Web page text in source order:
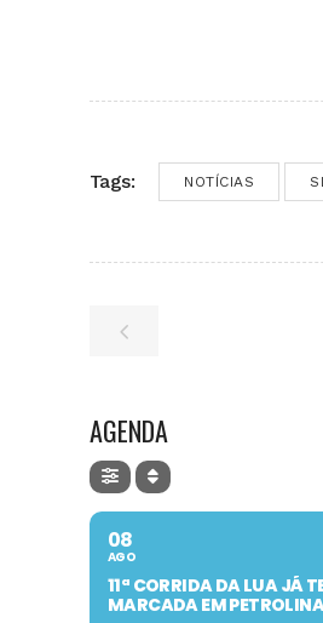
Tags: NOTÍCIAS
AGENDA
08
AGO
11ª CORRIDA DA LUA JÁ
MARCADA EM PETROLINA